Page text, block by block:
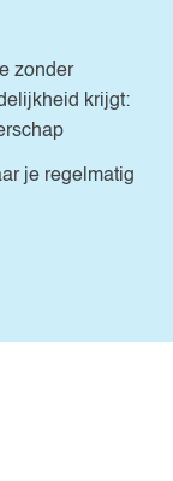
zonder
krijgt:
je regelmatig